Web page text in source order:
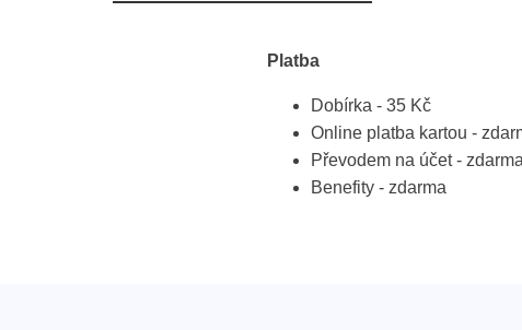
Platba
Dobírka - 35 Kč
Online platba kartou -
Převodem na účet - zdarma
Benefity - zdarma